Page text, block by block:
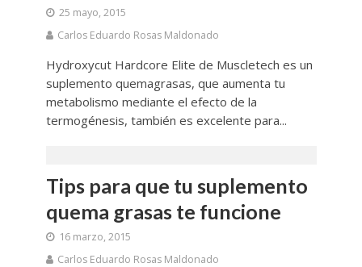
25 mayo, 2015
Carlos Eduardo Rosas Maldonado
Hydroxycut Hardcore Elite de Muscletech es un
suplemento quemagrasas, que aumenta tu
metabolismo mediante el efecto de la
termogénesis, también es excelente para...
Tips para que tu suplemento
quema grasas te funcione
16 marzo, 2015
Carlos Eduardo Rosas Maldonado